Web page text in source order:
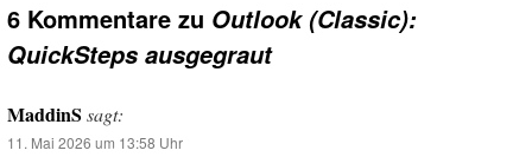
6 Kommentare zu Outlook (Classic):
QuickSteps ausgegraut
MaddinS sagt:
11. Mai 2026 um 13:58 Uhr